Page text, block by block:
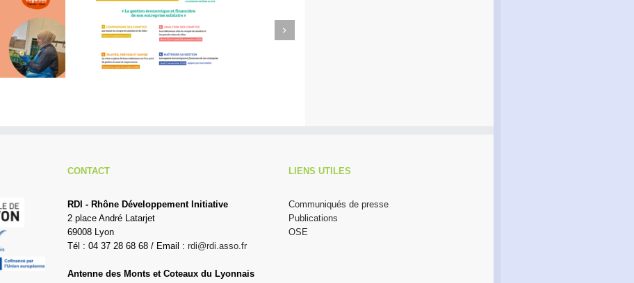
2O26, les
sont ouvertes !
Le rapport d’engagement
2024-2025 est disponible !
Next
CONTACT
RDI - Rhône Développement Initiative
2 place André Latarjet
69008 Lyon
Tél : 04 37 28 68 68 / Email :rdi@rdi.asso.fr
Antenne des Monts et Coteaux du Lyonnais
LIENS UTILES
Communiqués de presse
Publications
OSE